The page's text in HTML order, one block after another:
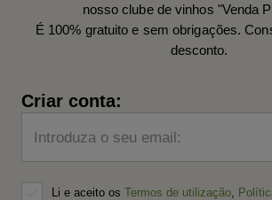
nosso clube de vinhos "Venda
É 100% gratuito e sem obrigações.
desconto.
Criar conta:
Introduza o seu email:
Li e aceito os Termos de utilização